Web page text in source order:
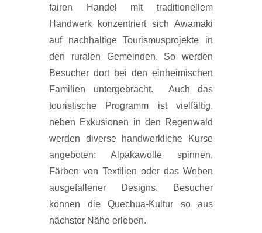
fairen Handel mit traditionellem
Handwerk konzentriert sich Awamaki
auf nachhaltige Tourismusprojekte in
den ruralen Gemeinden. So werden
Besucher dort bei den einheimischen
Familien untergebracht. Auch das
touristische Programm ist vielfältig,
neben Exkusionen in den Regenwald
werden diverse handwerkliche Kurse
angeboten: Alpakawolle spinnen,
Färben von Textilien oder das Weben
ausgefallener Designs. Besucher
können die Quechua-Kultur so aus
nächster Nähe erleben.